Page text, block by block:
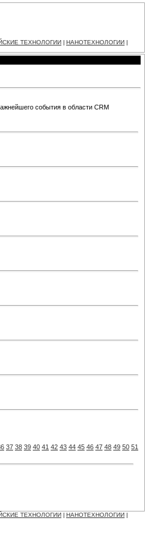
ТЕХНОЛОГИИ НАНОТЕХНОЛОГИИ
события в области CRM
37 38 39 40 41 42 43 44 45 46 47 48 49 50 51
ТЕХНОЛОГИИ НАНОТЕХНОЛОГИИ